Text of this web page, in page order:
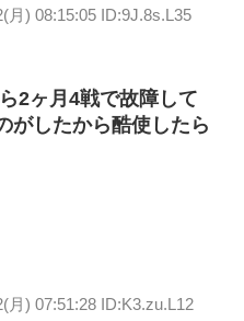
月) 08:15:05 ID:9J.8s.L35
2ヶ月4戦で故障して
がしたから酷使したら
月) 07:51:28 ID:K3.zu.L12